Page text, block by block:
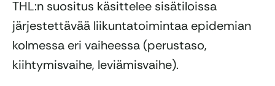
THL:n suositus käsittelee sisätiloissa
järjestettävää liikuntatoimintaa epidemian
kolmessa eri vaiheessa (perustaso,
kiihtymisvaihe, leviämisvaihe).